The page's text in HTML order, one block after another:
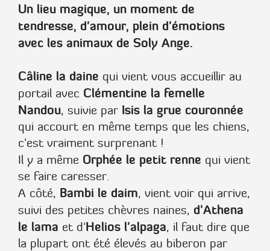
Un lieu magique, un moment de
tendresse, d'amour, plein d'émotions
avec les animaux de Soly Ange.
Câline la daine qui vient vous accueillir au
portail avec Clémentine la femelle
Nandou, suivie par Isis la grue couronnée
qui accourt en même temps que les chiens,
c'est vraiment surprenant !
Il y a même Orphée le petit renne qui vient
se faire caresser.
A côté, Bambi le daim, vient voir qui arrive,
suivi des petites chèvres naines, d'Athena
le lama et d'Helios l'alpaga, il faut dire que
la plupart ont été élevés au biberon par